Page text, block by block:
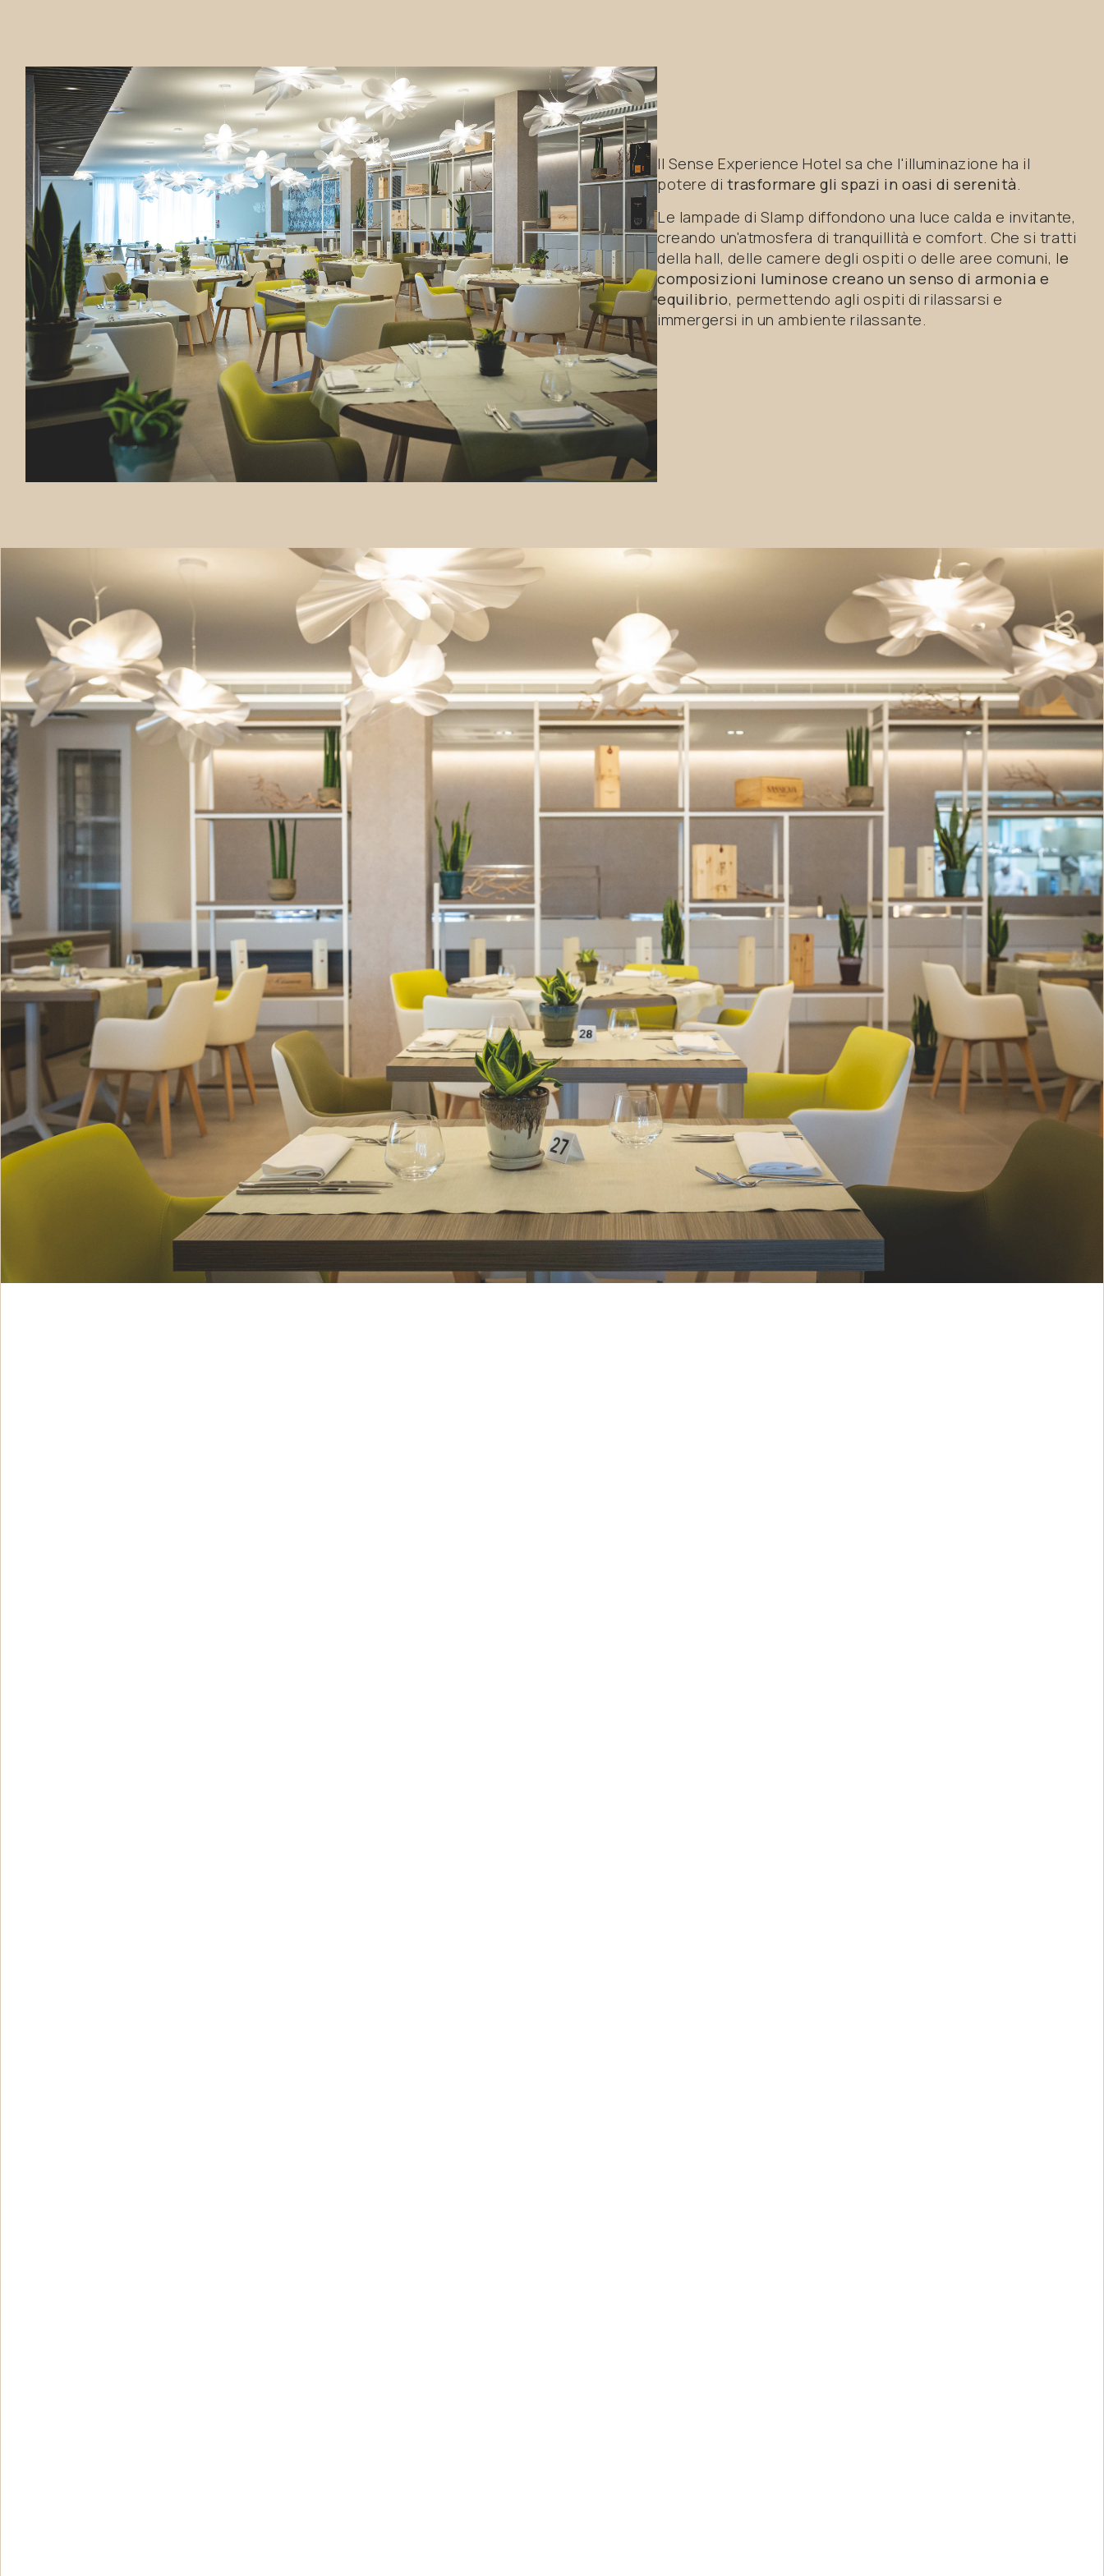
Il Sense Experience Hotel sa che l'illuminazione ha il
potere di trasformare gli spazi in oasi di serenità
Le lampade di Slamp diffondono una luce calda e invitante,
creando un'atmosfera di tranquillità e comfort. Che si tratti
della hall, delle camere degli ospiti o delle aree comuni, le
composizioni luminose creano un senso di armonia e
equilibrio, permettendo agli ospiti di rilassarsi e
immergersi in un ambiente rilassante.